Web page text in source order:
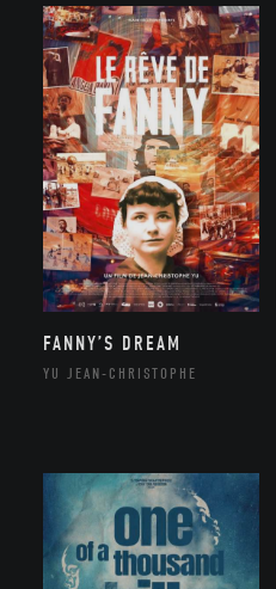
FANNY’S DREAM
YU JEAN-CHRISTOPHE